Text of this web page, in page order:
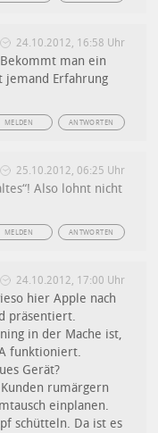
24.10.2012, 16:58 Uhr
man ein
jemand Erfahrung
ANTWORTEN
MELDEN
25.10.2012, 06:25 Uhr
Also lohnt nicht
ANTWORTEN
MELDEN
24.10.2012, 17:00 Uhr
hier Apple nach
präsentiert.
in der Mache ist,
funktioniert.
Gerät?
rumärgern
einplanen.
schütteln. Da ist es